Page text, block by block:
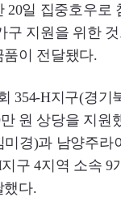
20일 집중호우로
구 지원을 위한
이 전달됐다.
354-H지구(경기
원 상당을 지원
미경)과 남양주라
구 4지역 소속 9
했다.